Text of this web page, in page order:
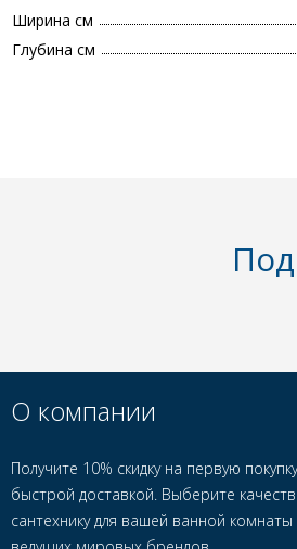
Ширина см
Глубина см
О компании
Получите 10% скидку на первую
быстрой доставкой. Выберите
сантехнику для вашей ванной комнаты